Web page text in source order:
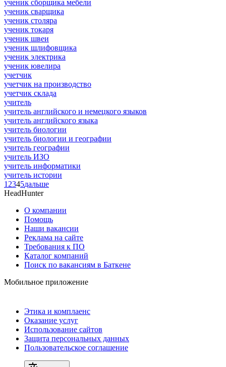
ученик сборщика мебели
ученик сварщика
ученик столяра
ученик токаря
ученик швеи
ученик шлифовщика
ученик электрика
ученик ювелира
учетчик
учетчик на производство
учетчик склада
учитель
учитель английского и немецкого языков
учитель английского языка
учитель биологии
учитель биологии и географии
учитель географии
учитель ИЗО
учитель информатики
учитель истории
1 2345дальше
HeadHunter
О компании
Помощь
Наши вакансии
Реклама на сайте
Требования к ПО
Каталог компаний
Поиск по вакансиям в Баткене
Мобильное приложение
Этика и комплаенс
Оказание услуг
Использование сайтов
Защита персональных данных
Пользовательское соглашение